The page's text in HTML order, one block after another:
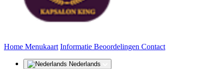
Home (huidige)
Menukaart Informatie Beoordelingen Contact
Nederlands